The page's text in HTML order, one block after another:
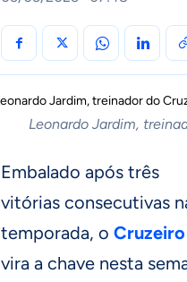
Leonardo Jardim,
Embalado após três
vitórias consecutivas
temporada, o Cruzeiro
vira a chave nesta